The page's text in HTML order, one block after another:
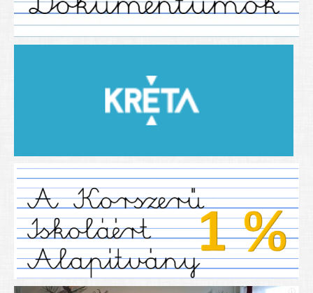
2015/2016. tanév
2016/2017 tanév
2018/2019 tanév
2019/2020-as tanév
Pályázataink
SIHU
EFOP 325
TÁMOP
TIOP